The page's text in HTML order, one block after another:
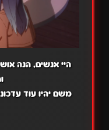
היי אנשים, הנה
משם יהיו עוד